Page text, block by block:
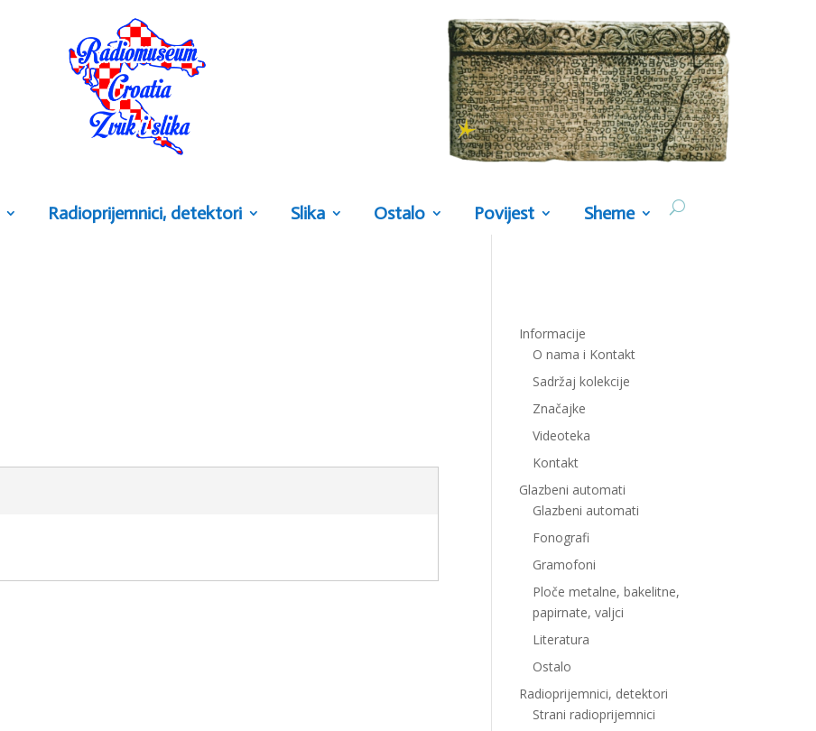
Radioprijemnici, detektori Slika Ostalo Povijest Sheme
Informacije
O nama i Kontakt
Sadržaj kolekcije
Značajke
Videoteka
Kontakt
Glazbeni automati
Glazbeni automati
Fonografi
Gramofoni
Ploče metalne, bakelitne,
papirnate, valjci
Literatura
Ostalo
Radioprijemnici, detektori
Strani radioprijemnici